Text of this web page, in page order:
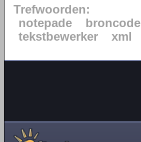
Trefwoorden:
notepade
broncode
tekstbewerker
xml